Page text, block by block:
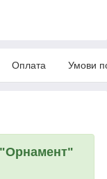
Оплата Умови
"Орнамент"